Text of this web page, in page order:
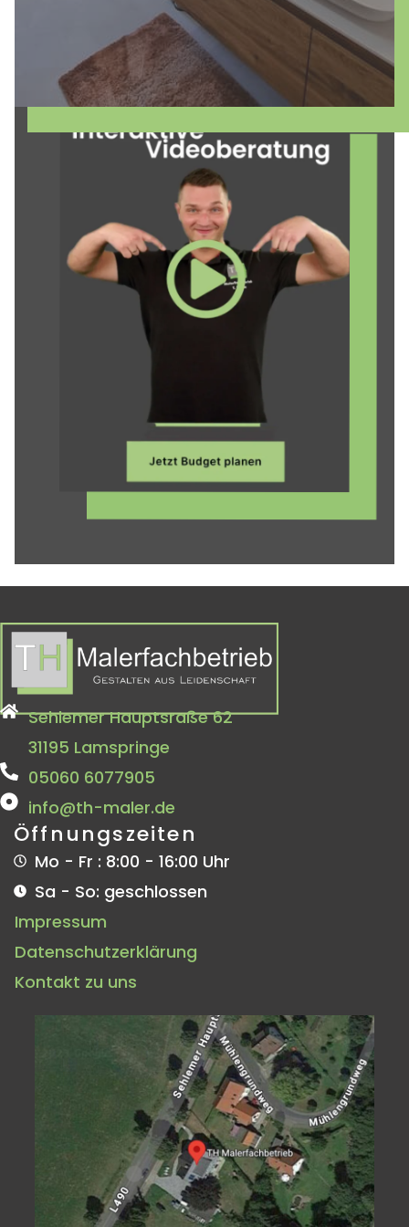
mehr erfahren
Sehlemer Hauptsraße 62
31195 Lamspringe
05060 6077905
info@th-maler.de
Öffnungszeiten
Mo - Fr : 8:00 - 16:00 Uhr
Sa - So: geschlossen
Impressum
Datenschutzerklärung
Kontakt zu uns